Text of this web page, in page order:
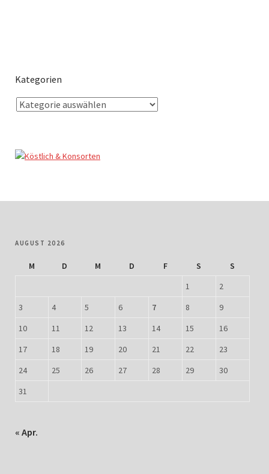
Kategorien
AUGUST 2026
M D M D F S
S
1
2
3
4 5 6 7 8
9
10
11 12 13 14 15
16
17
18 19 20 21 22
23
24
25 26 27 28 29
30
31
« Apr.